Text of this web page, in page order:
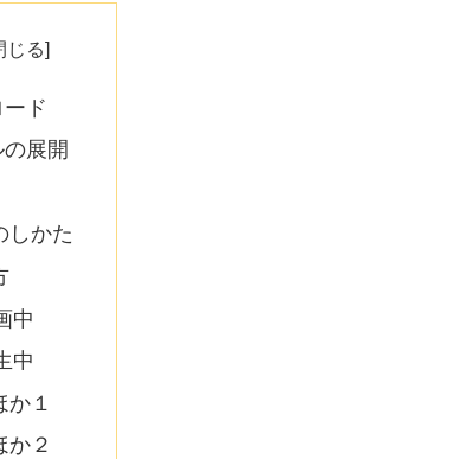
ド
展開
しかた
中
中
か１
か２